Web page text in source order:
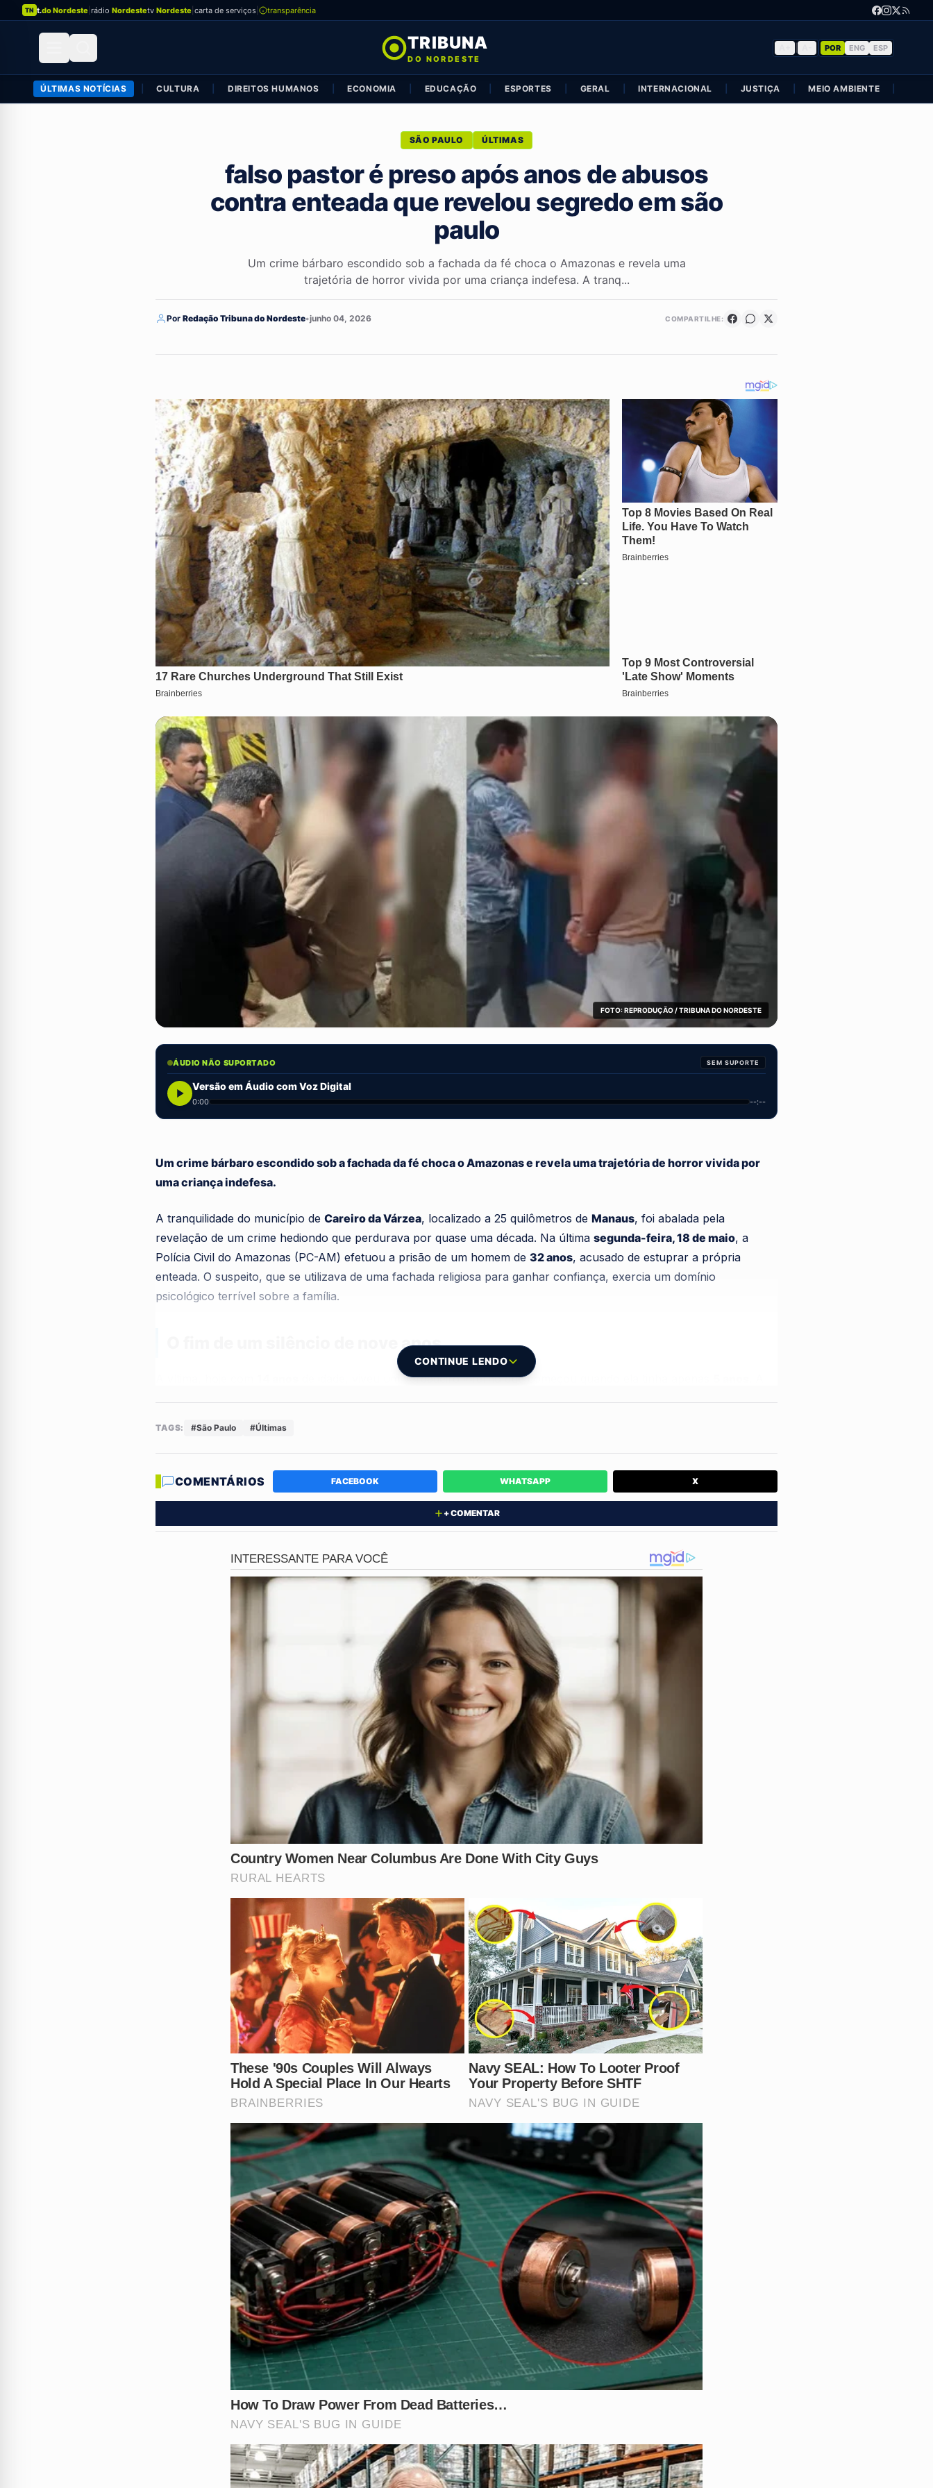
TN t.do Nordeste rádio Nordestetv Nordeste carta de serviços transparência
TRIBUNA
DO NORDESTE
POR ENG ESP
ÚLTIMAS NOTÍCIAS CULTURA DIREITOS HUMANOS ECONOMIA EDUCAÇÃO ESPORTES GERAL INTERNACIONAL JUSTIÇA MEIO AMBIENTE
SÃO PAULO ÚLTIMAS
falso pastor é preso após anos de abusos
contra enteada que revelou segredo em são
paulo
Um crime bárbaro escondido sob a fachada da fé choca o Amazonas e revela uma
trajetória de horror vivida por uma criança indefesa. A tranq...
Por Redação Tribuna do Nordeste•junho 04, 2026 COMPARTILHE:
FOTO: REPRODUÇÃO / TRIBUNA DO NORDESTE
ÁUDIO NÃO SUPORTADO SEM SUPORTE
Versão em Áudio com Voz Digital
0:00 --:--
Um crime bárbaro escondido sob a fachada da fé choca o Amazonas e revela uma trajetória de horror vivida por
uma criança indefesa.
A tranquilidade do município de Careiro da Várzea, localizado a 25 quilômetros de Manaus, foi abalada pela
revelação de um crime hediondo que perdurava por quase uma década. Na última segunda-feira, 18 de maio, a
Polícia Civil do Amazonas (PC-AM) efetuou a prisão de um homem de 32 anos, acusado de estuprar a própria
enteada. O suspeito, que se utilizava de uma fachada religiosa para ganhar confiança, exercia um domínio
psicológico terrível sobre a família.
O fim de um silêncio de nove anos
de idade, viveu um verdadeiro inferno que começou quando ela tinha apenas
De acordo com o delegadoDavid Jordão, titular da35ª Delegacia Interativa de Polícia (DIP), o relato da jovem é
contundente e revela um cenário de constantes ameaças de morte e violência. O suspeito utilizava o medo como
ferramenta principal para garantir que a enteada jamais revelasse o que acontecia entre as paredes de casa,
mantendo o crime oculto por anos enquanto a criança crescia sob o teto de seu algoz.
Religião como escudo para o crime
O que torna o caso ainda mais revoltante é o fato de o investigado se apresentar como um líder espiritual respeitado.
Ele ministrava cultos e permitia ser chamado de
pastor
por membros da comunidade, embora não possuísse
nenhuma ordenação oficial para tal função. Segundo as autoridades, essa posição de autoridade religiosa era usada
deliberadamente para intimidar as vítimas e silenciar qualquer suspeita que pudesse surgir entre os vizinhos e fiéis.
Ao perceber que estava sob investigação policial emCareiro da Várzea, o falso pastor fugiu para a capital,
em uma tentativa de escapar da justiça. Ele se estabeleceu em uma comunidade situada no
, onde continuou a ostentar sua falsa imagem de homem de fé. No entanto, o trabalho de inteligência da 35ª DIP
conseguiu rastrear o paradeiro do criminoso, que acabou detido em cumprimento de mandado de prisão.
Outras vítimas e histórico criminoso
As investigações conduzidas pela PC-AM revelaram que a enteada não era a única vítima desse predador. Durante o
processo, outras duas pessoas foram identificadas como possíveis alvos dos abusos do suspeito. Além disso, o
ele para assistir a filmes pornográficos em uma ocasião anterior.
Apesar de negar veementemente todas as acusações no momento da prisão, as evidências e os depoimentos
colhidos foram suficientes para que o Poder Judiciário mantivesse sua custódia. O suspeito agora permanece preso
e à disposição da justiça, enquanto a polícia continua a apurar se existem outras vítimas que ainda não se
manifestaram por medo de represálias deste indivíduo que usava a religião para destruir vidas.
Como a sociedade pode se proteger de lobos em pele de cordeiro que usam a religião para destruir vidas inocentes?
Deixe sua opinião nos comentários.
CONTINUE LENDO
TAGS: #São Paulo #Últimas
COMENTÁRIOS FACEBOOK WHATSAPP X
+ COMENTAR